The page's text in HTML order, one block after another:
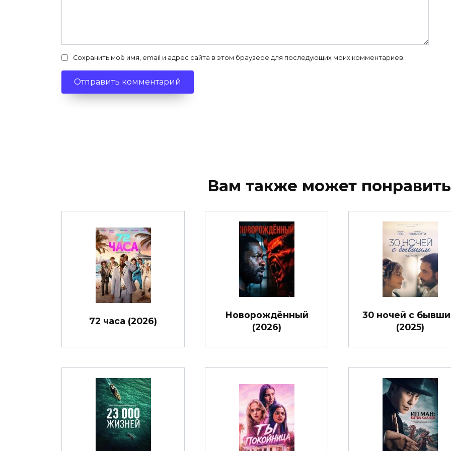
Сохранить моё имя, email и адрес сайта в этом браузере для последующих моих комментариев.
Вам также может
72 часа (2026)
Новорождённый
(2026)
30 ночей с
(2025)